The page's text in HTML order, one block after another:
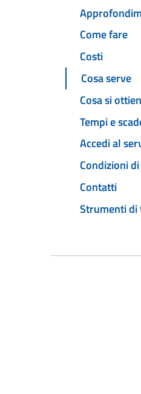
Come fare
Costi
Cosa serve
Cosa si
Tempi e
Accedi al
Condizioni
Contatti
Strumenti di